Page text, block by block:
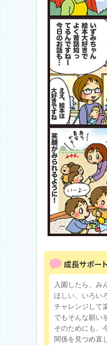
入園したら、み
ほしい、いろい
チャレンジして
でもそんな願い
そのためにも、
関係を見つめ直